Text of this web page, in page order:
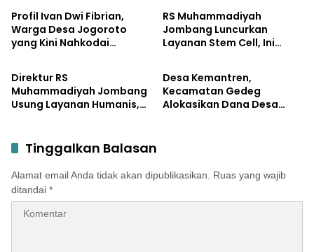
Utamakan Pelayanan
Ilmiah
Profil Ivan Dwi Fibrian,
Warga Desa Jogoroto
yang Kini Nahkodai
Seger Jombang
RS Muhammadiyah
Jombang Luncurkan
Layanan Stem Cell, Ini
Lifestyle
Direktur RS
Muhammadiyah Jombang
Usung Layanan Humanis,
Lifestyle
Desa Kemantren,
Kecamatan Gedeg
Alokasikan Dana Desa
Tinggalkan Balasan
Alamat email Anda tidak akan dipublikasikan.
Ruas yang wajib
ditandai *